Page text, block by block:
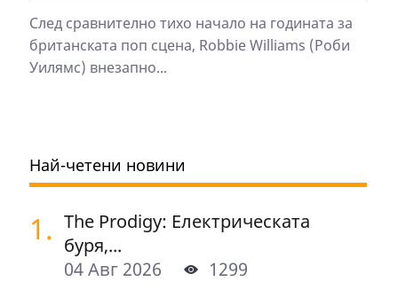
След сравнително тихо начало на годината за
британската поп сцена, Robbie Williams (Роби
Уилямс) внезапно...
Най-четени новини
1. The Prodigy: Електрическата
буря,...
04 Авг 2026
1299